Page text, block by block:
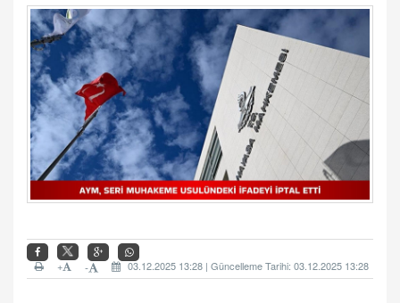
03.12.2025 13:28 | Güncelleme Tarihi: 03.12.2025 13:28
-
+